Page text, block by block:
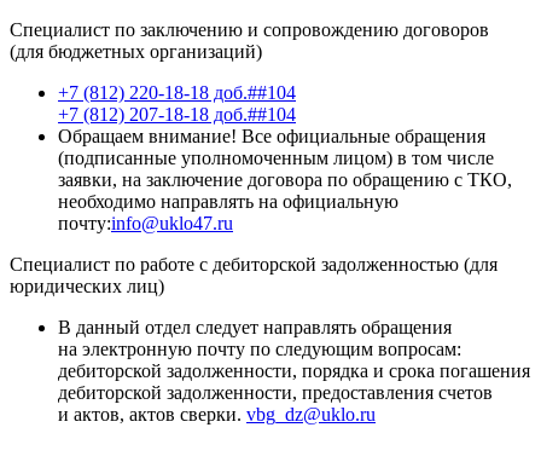
Специалист по заключению и сопровождению договоров
(для бюджетных организаций)
+7 (812) 220-18-18 доб.##104
+7 (812) 207-18-18 доб.##104
Обращаем внимание! Все официальные обращения
(подписанные уполномоченным лицом) в том числе
заявки, на заключение договора по обращению с ТКО,
необходимо направлять на официальную
почту:info@uklo47.ru
Специалист по работе с дебиторской задолженностью (для
юридических лиц)
В данный отдел следует направлять обращения
на электронную почту по следующим вопросам:
дебиторской задолженности, порядка и срока погашения
дебиторской задолженности, предоставления счетов
и актов, актов сверки. vbg_dz@uklo.ru